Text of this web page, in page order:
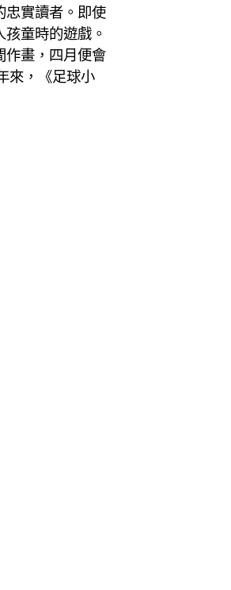
忠實讀者。即使
童時的遊戲。
作畫，四月便會
來，《足球小